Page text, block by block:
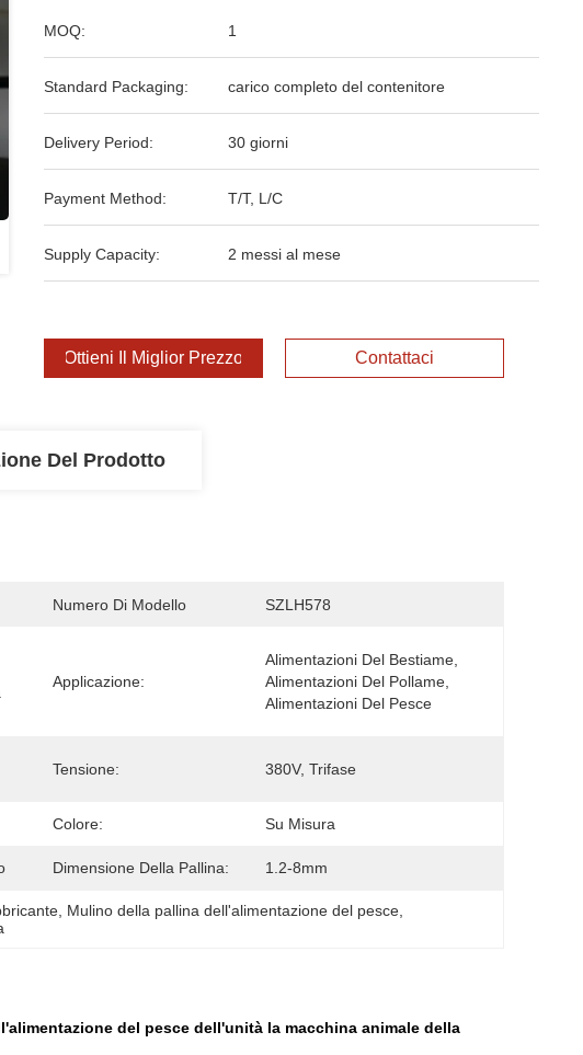
MOQ: 1
Standard Packaging: carico completo del contenitore
Delivery Period: 30 giorni
Payment Method: T/T, L/C
Supply Capacity: 2 messi al mese
Ottieni Il Miglior Prezzo Contattaci
Del Prodotto
Numero Di Modello SZLH578
Applicazione:
Alimentazioni Del Bestiame,
Alimentazioni Del Pollame,
Alimentazioni Del Pesce
Tensione: 380V, Trifase
Colore: Su Misura
Dimensione Della Pallina: 1.2-8mm
Mulino della pallina dell'alimentazione del pesce
del pesce dell'unità la macchina animale della